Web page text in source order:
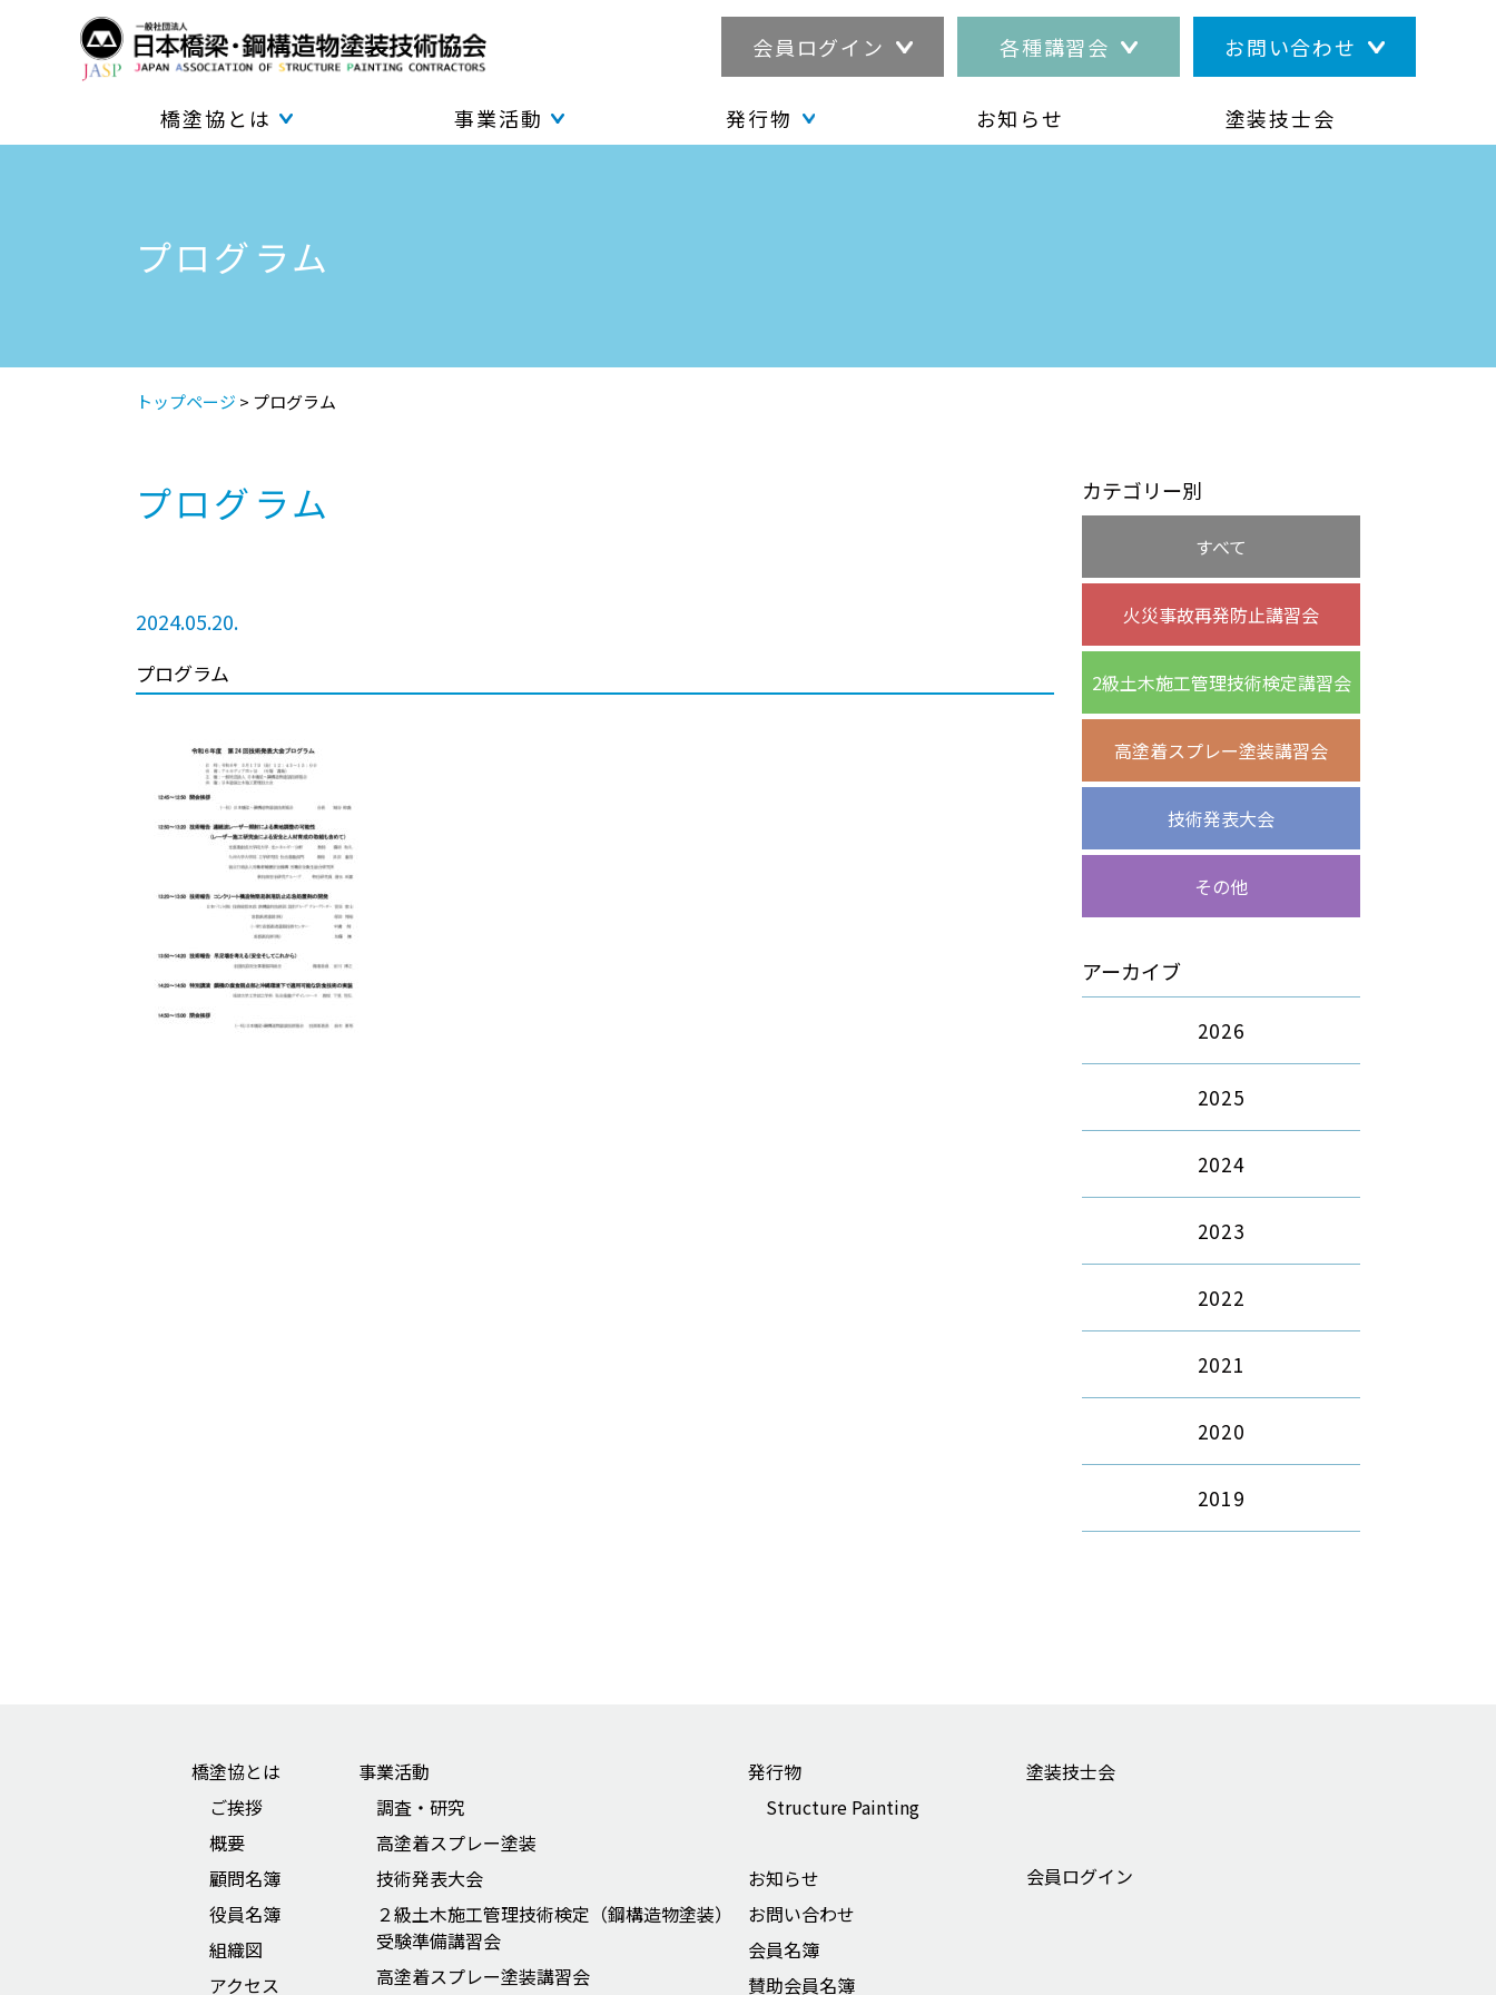
会員ログイン 各種講習会 お問い合わせ
橋塗協とは 事業活動 発行物 お知らせ 塗装技士会
プログラム
トップページ > プログラム
プログラム
2024.05.20.
プログラム
カテゴリー別
すべて
火災事故再発防止講習会
2級土木施工管理技術検定講習会
高塗着スプレー塗装講習会
技術発表大会
その他
アーカイブ
2026
2025
2024
2023
2022
2021
2020
2019
橋塗協とは
ご挨拶
概要
顧問名簿
役員名簿
組織図
アクセス
事業活動
調査・研究
高塗着スプレー塗装
技術発表大会
２級土木施工管理技術検定（鋼構造物塗装）
受験準備講習会
高塗着スプレー塗装講習会
発行物
Structure Painting
お知らせ
お問い合わせ
会員名簿
賛助会員名簿
塗装技士会
会員ログイン